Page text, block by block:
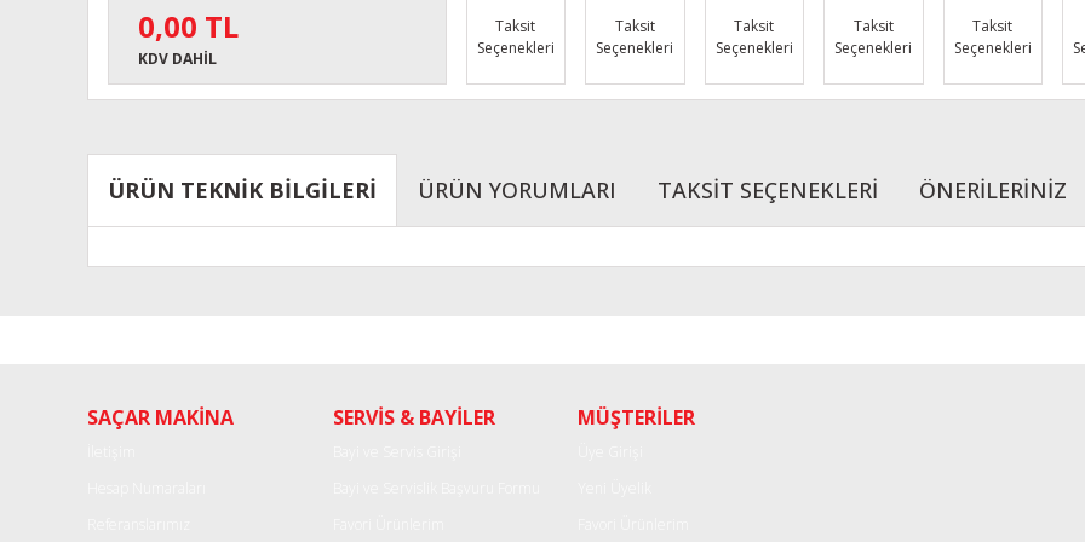
0,00 TL
KDV DAHİL
Taksit
Seçenekleri
Taksit
Seçenekleri
Taksit
Seçenekleri
Taksit
Seçenekleri
Taksit
Seçenekleri
ÜRÜN TEKNİK BİLGİLERİ ÜRÜN YORUMLARI TAKSİT SEÇENEKLERİ ÖNERİLERİNİZ
Ürün açıklamasında eksik bilgiler bulunuyor.
SAÇAR MAKİNA SERVİS & BAYİLER MÜŞTERİLER